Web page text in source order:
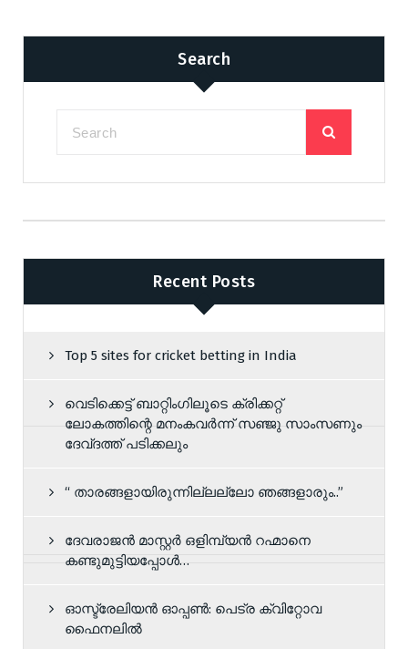
Search
Recent Posts
Top 5 sites for cricket betting in India
വെടിക്കെട്ട് ബാറ്റിംഗിലൂടെ ക്രിക്കറ്റ്
ലോകത്തിന്റെ മനംകവർന്ന് സഞ്ജു സാംസണും
ദേവ്ദത്ത് പടിക്കലും
“ താരങ്ങളായിരുന്നില്ലല്ലോ ഞങ്ങളാരും..”
ദേവരാജന്‍ മാസ്റ്റര്‍ ഒളിമ്പ്യൻ റഹ്മാനെ
കണ്ടുമുട്ടിയപ്പോൾ…
ഓസ്ട്രേലിയൻ ഓപ്പൺ: പെട്ര ക്വിറ്റോവ
ഫൈനലിൽ